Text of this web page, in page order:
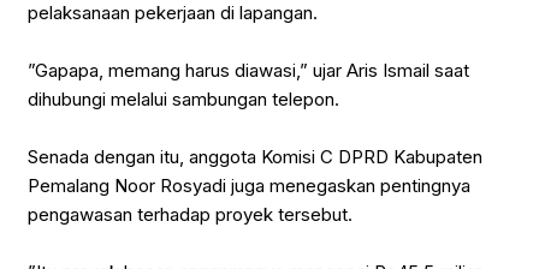
pelaksanaan pekerjaan di lapangan.
‎”Gapapa, memang harus diawasi,” ujar Aris Ismail saat
dihubungi melalui sambungan telepon.
‎Senada dengan itu, anggota Komisi C DPRD Kabupaten
Pemalang Noor Rosyadi juga menegaskan pentingnya
pengawasan terhadap proyek tersebut.